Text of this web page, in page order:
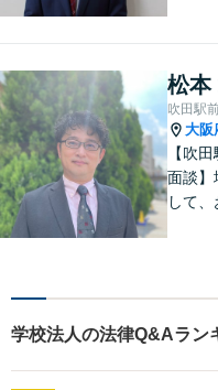
あれば
ります
ださい
松本
吹田駅
大阪
【吹
面談】
して、
ごとに
にお
室対応
学校法人の法律Q&Aラン